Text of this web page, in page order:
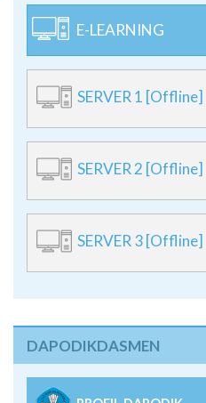
E-LEARNING
SERVER 1 [Offline]
SERVER 2 [Offline]
SERVER 3 [Offline]
DAPODIKDASMEN